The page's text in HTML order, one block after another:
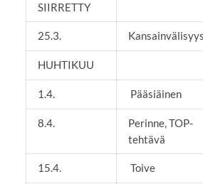
SIIRRETTY
25.3. Kansainvälisyys
HUHTIKUU
1.4. Pääsiäinen
8.4.
Perinne, TOP-
tehtävä
15.4. Toive